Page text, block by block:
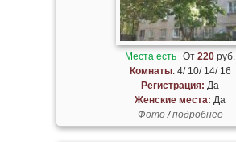
Места есть От220 руб.
Комнаты: 4/ 10/ 14/ 16
Регистрация: Да
Женские места: Да
Фото/подробнее